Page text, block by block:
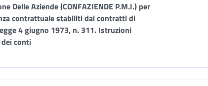
Delle Aziende (CONFAZIENDE P.M.I.) per
contrattuale stabiliti dai contratti di
4 giugno 1973, n. 311. Istruzioni
conti